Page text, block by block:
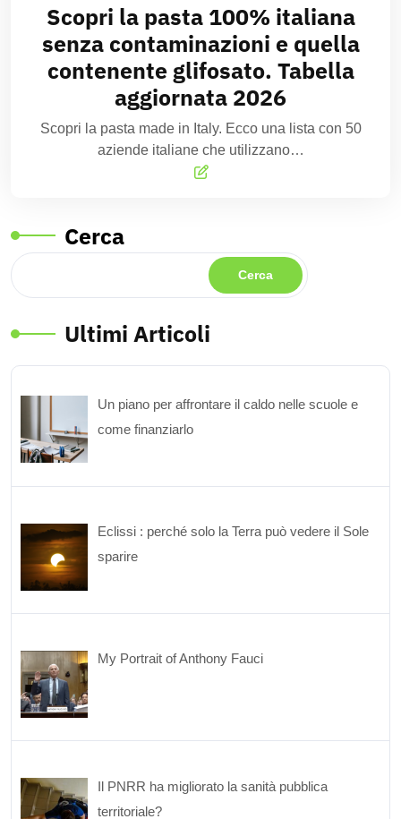
Scopri la pasta 100% italiana
senza contaminazioni e quella
contenente glifosato. Tabella
aggiornata 2026
Scopri la pasta made in Italy. Ecco una lista con 50
aziende italiane che utilizzano…
Cerca
Cerca
Ultimi Articoli
Un piano per affrontare il caldo nelle scuole e
come finanziarlo
Eclissi : perché solo la Terra può vedere il Sole
sparire
My Portrait of Anthony Fauci
Il PNRR ha migliorato la sanità pubblica
territoriale?